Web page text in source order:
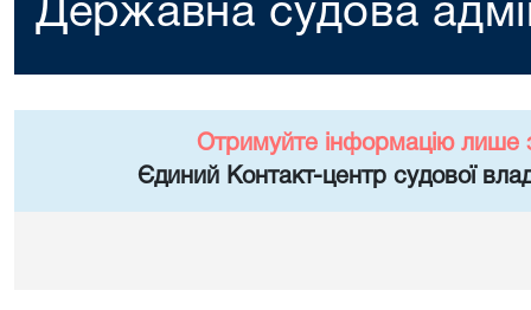
Державна судова
Отримуйте інформацію лише
Єдиний Контакт-центр судової